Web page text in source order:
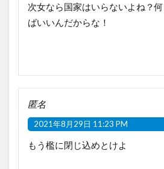
次女なら国家はいらないよね？
ばいいんだからな！
匿名
2021年8月29日 11:23 PM
もう檻に閉じ込めとけよ